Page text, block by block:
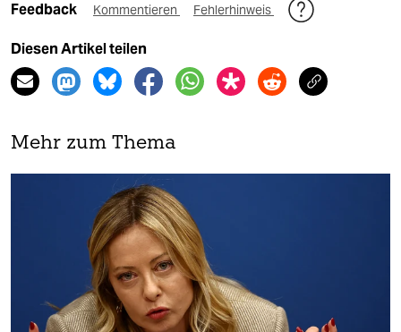
Feedback Kommentieren Fehlerhinweis
Diesen Artikel teilen
Mehr zum Thema